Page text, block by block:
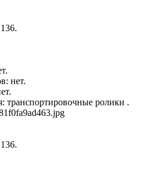
нет.
транспортировочные ролики .